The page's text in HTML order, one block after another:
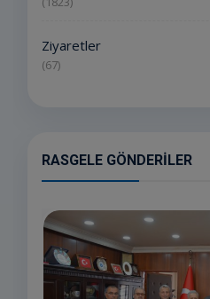
Ziyaretler
(67)
RASGELE GÖNDERILER